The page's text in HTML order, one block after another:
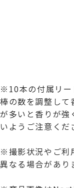
※10本の付属リー
棒の数を調整して
が多いと香りが強
いようご注意くだ
※撮影状況やご利
異なる場合があり